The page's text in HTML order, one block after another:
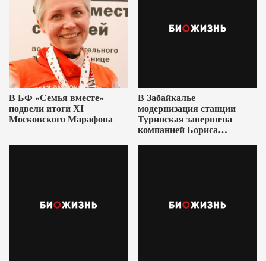
В БФ «Семья вместе»
подвели итоги XI
Московского Марафона
В Забайкалье
модернизация станции
Туринская завершена
компанией Бориса